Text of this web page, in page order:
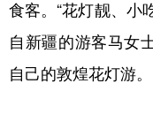
食客。“花灯靓、小
自新疆的游客马女
自己的敦煌花灯游。